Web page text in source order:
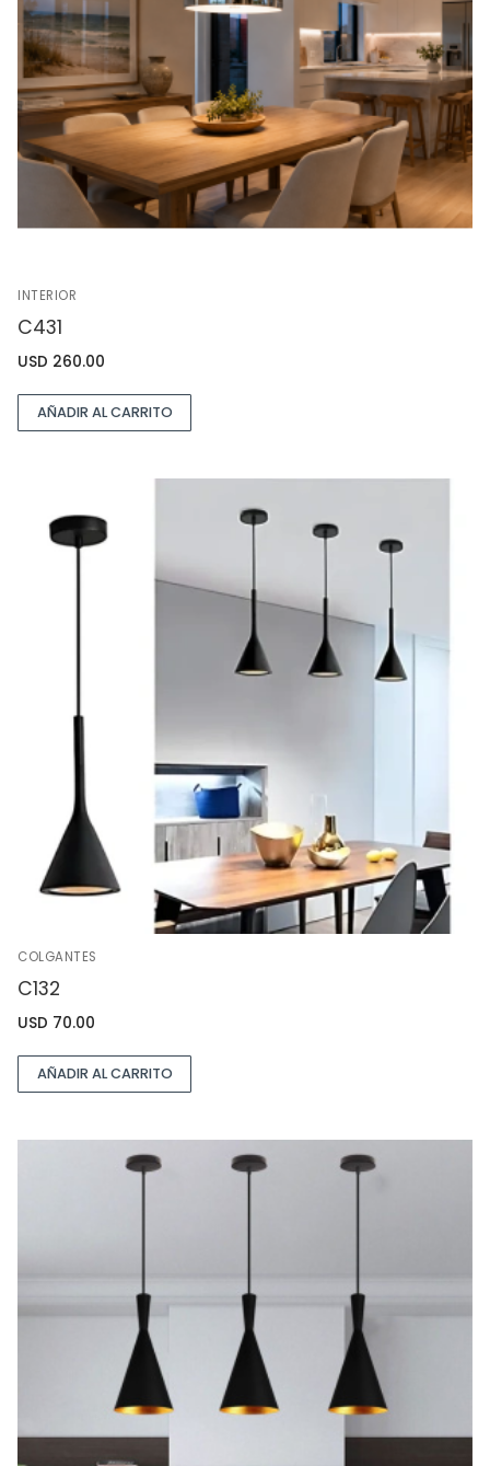
INTERIOR
C431
USD 260.00
AÑADIR AL CARRITO
COLGANTES
C132
USD 70.00
AÑADIR AL CARRITO